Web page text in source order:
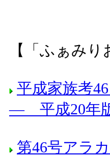
【「ふぁみ
平成家族考
― 平成20年
第46号アラ